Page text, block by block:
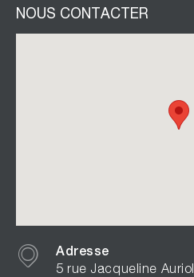
NOUS CONTACTER
Adresse
5 rue Jacqueline Auriol